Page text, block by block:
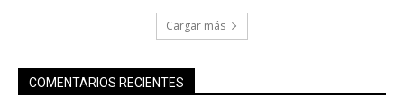
Cargar más
COMENTARIOS RECIENTES